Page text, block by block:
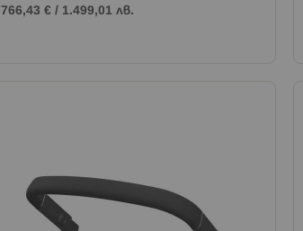
766,43 € / 1.499,01 лв.